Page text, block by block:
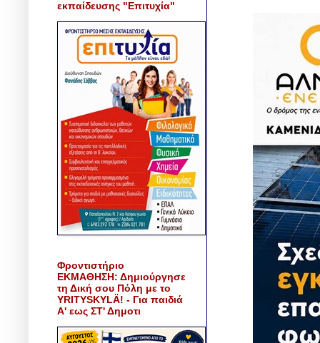
εκπαίδευσης "Επιτυχία"
Φροντιστήριο
ΕΚΜΑΘΗΣΗ: Δημιούργησε
τη Δική σου Πόλη με το
YRITYSKYLÄ! - Για παιδιά
Α' εως ΣΤ' Δημοτι